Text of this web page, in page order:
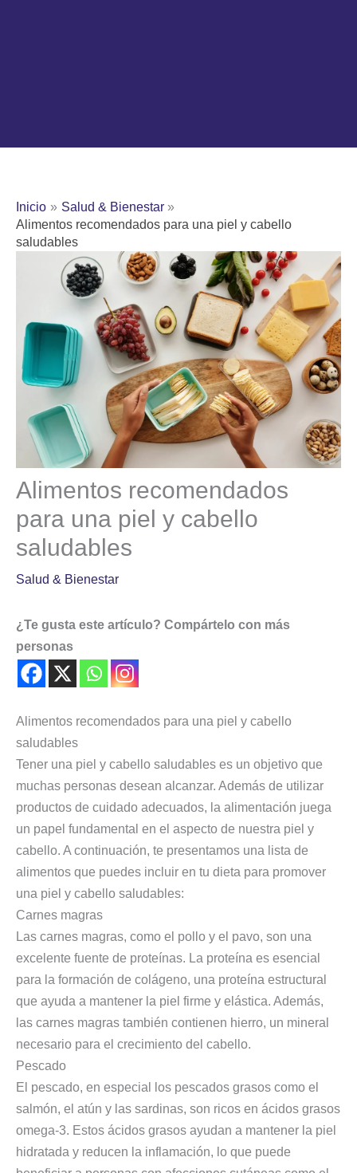
Inicio
Salud & Bienestar
Alimentos recomendados para una piel y cabello
saludables
Alimentos recomendados
para una piel y cabello
saludables
Salud & Bienestar
¿Te gusta este artículo? Compártelo con más
personas
Alimentos recomendados para una piel y cabello
saludables
Tener una piel y cabello saludables es un objetivo que
muchas personas desean alcanzar. Además de utilizar
productos de cuidado adecuados, la alimentación juega
un papel fundamental en el aspecto de nuestra piel y
cabello. A continuación, te presentamos una lista de
alimentos que puedes incluir en tu dieta para promover
una piel y cabello saludables:
Carnes magras
Las carnes magras, como el pollo y el pavo, son una
excelente fuente de proteínas. La proteína es esencial
para la formación de colágeno, una proteína estructural
que ayuda a mantener la piel firme y elástica. Además,
las carnes magras también contienen hierro, un mineral
necesario para el crecimiento del cabello.
Pescado
El pescado, en especial los pescados grasos como el
salmón, el atún y las sardinas, son ricos en ácidos grasos
omega-3. Estos ácidos grasos ayudan a mantener la piel
hidratada y reducen la inflamación, lo que puede